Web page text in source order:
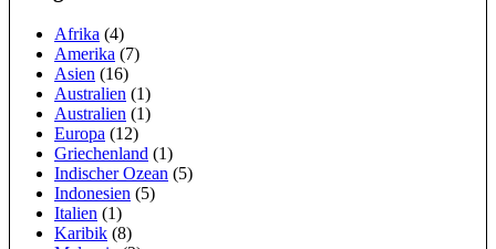
Afrika (4)
Amerika (7)
Asien (16)
Australien (1)
Australien (1)
Europa (12)
Griechenland (1)
Indischer Ozean (5)
Indonesien (5)
Italien (1)
Karibik (8)